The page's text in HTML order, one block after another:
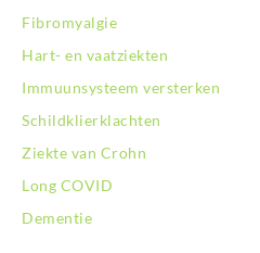
Fibromyalgie
Hart- en vaatziekten
Immuunsysteem versterken
Schildklierklachten
Ziekte van Crohn
Long COVID
Dementie